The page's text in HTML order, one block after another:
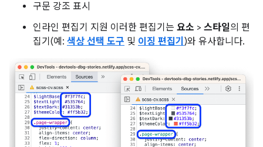
구문 강조 표시
인라인 편집기 지원 이러한 편집기는 요소 > 스타일의 편
집기(예: 색상 선택 도구 및 이징 편집기 )와 유사합니다.